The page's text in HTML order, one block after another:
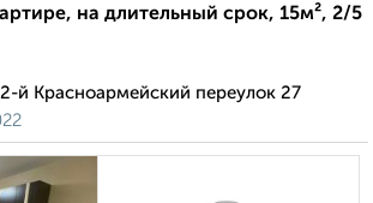
на длительный срок, 15м², 2/5
й Красноармейский переулок 27